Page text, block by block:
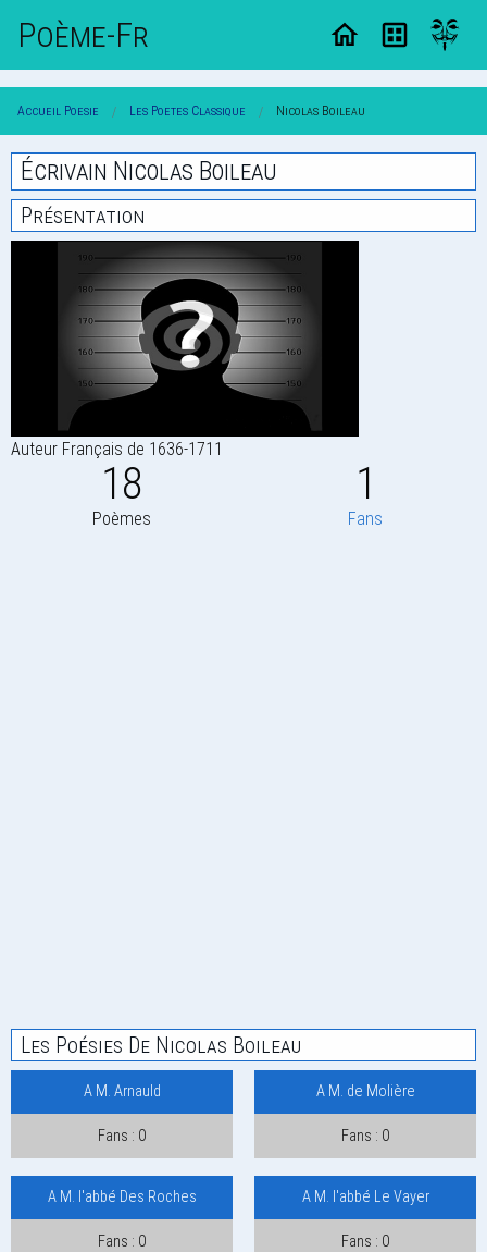
Poème-Fr
Accueil Poesie Les Poetes Classique Nicolas Boileau
Écrivain Nicolas Boileau
Présentation
Auteur Français de 1636-1711
18
Poèmes
1
Fans
Les Poésies De Nicolas Boileau
A M. Arnauld
Fans : 0
A M. de Molière
Fans : 0
A M. l'abbé Des Roches
Fans : 0
A M. l'abbé Le Vayer
Fans : 0